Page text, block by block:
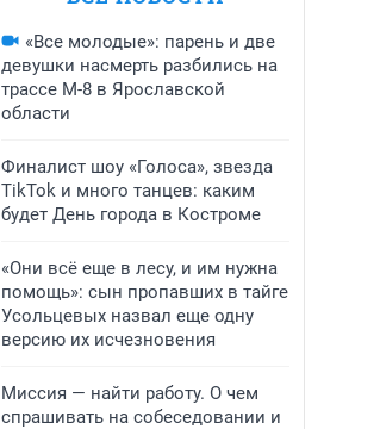
«Все молодые»: парень и две
девушки насмерть разбились на
трассе М-8 в Ярославской
области
Финалист шоу «Голоса», звезда
TikTok и много танцев: каким
будет День города в Костроме
«Они всё еще в лесу, и им нужна
помощь»: сын пропавших в тайге
Усольцевых назвал еще одну
версию их исчезновения
Миссия — найти работу. О чем
спрашивать на собеседовании и